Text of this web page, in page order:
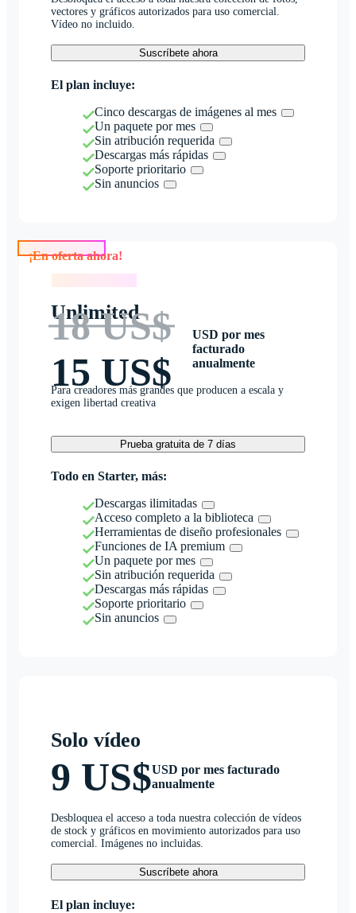
vectores y gráficos autorizados para uso comercial.
Vídeo no incluido.
Suscríbete ahora
El plan incluye:
Cinco descargas de imágenes al mes
Un paquete por mes
Sin atribución requerida
Descargas más rápidas
Soporte prioritario
Sin anuncios
Unlimited
18 US$
15 US$
USD por mes
facturado
anualmente
Para creadores más grandes que producen a escala y
exigen libertad creativa
Prueba gratuita de 7 días
Todo en Starter, más:
Descargas ilimitadas
Acceso completo a la biblioteca
Herramientas de diseño profesionales
Funciones de IA premium
Un paquete por mes
Sin atribución requerida
Descargas más rápidas
Soporte prioritario
Sin anuncios
Solo vídeo
9 US$USD por mes facturado
anualmente
Desbloquea el acceso a toda nuestra colección de vídeos
de stock y gráficos en movimiento autorizados para uso
comercial. Imágenes no incluidas.
Suscríbete ahora
El plan incluye: